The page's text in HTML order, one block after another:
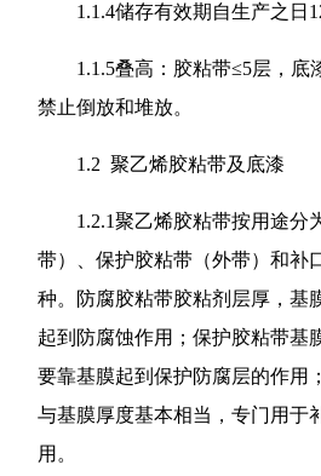
1.1.4储存有效期自生产之日12
1.1.5叠高：胶粘带≤5层，底
禁止倒放和堆放。
1.2 聚乙烯胶粘带及底漆
1.2.1聚乙烯胶粘带按用途分
带）、保护胶粘带（外带）和补
种。防腐胶粘带胶粘剂层厚，基
起到防腐蚀作用；保护胶粘带基
要靠基膜起到保护防腐层的作用
与基膜厚度基本相当，专门用于
用。